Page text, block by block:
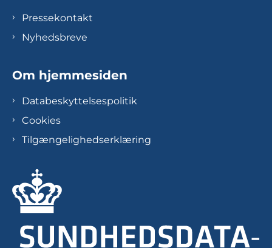
Pressekontakt
Nyhedsbreve
Om hjemmesiden
Databeskyttelsespolitik
Cookies
Tilgængelighedserklæring